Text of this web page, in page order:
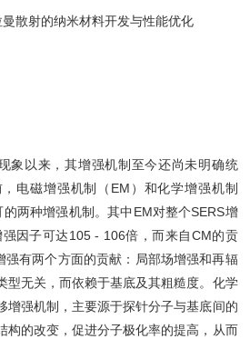
象以来，其增强机制至今还尚未明确统
电磁增强机制（EM）和化学增强机制
的两种增强机制。其中EM对整个SERS增
因子可达105 - 106倍，而来自CM的贡
有两个方面的贡献：局部场增强和再辐
型无关，而依赖于基底及其粗糙度。化学
增强机制，主要源于探针分子与基底间的
构的改变，促进分子极化率的提高，从而